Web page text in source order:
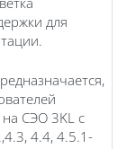
для
на СЭО 3KL с
4.4, 4.5.1-